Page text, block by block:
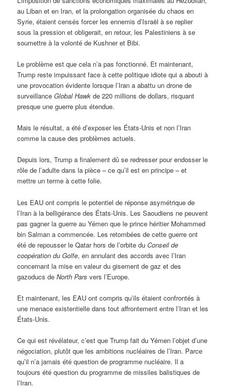
au Liban et en Iran, et la prolongation organisée du chaos en
Syrie, étaient censés forcer les ennemis d’Israël à se replier
sous la pression et obligerait, en retour, les Palestiniens à se
soumettre à la volonté de Kushner et Bibi.
Le problème est que cela n’a pas fonctionné. Et maintenant,
Trump reste impuissant face à cette politique idiote qui a abouti à
une provocation évidente lorsque l’Iran a abattu un drone de
surveillanceGlobal Hawk de 220 millions de dollars, risquant
presque une guerre plus étendue.
Mais le résultat, a été d’exposer les États-Unis et non l’Iran
comme la cause des problèmes actuels.
Depuis lors, Trump a finalement dû se redresser pour endosser le
rôle de l’adulte dans la pièce – ce qu’il est en principe – et
mettre un terme à cette folie.
Les EAU ont compris le potentiel de réponse asymétrique de
l’Iran à la belligérance des États-Unis. Les Saoudiens ne peuvent
pas gagner la guerre au Yémen que le prince héritier Mohammed
bin Salman a commencée. Les retombées de cette guerre ont
été de repousser le Qatar hors de l’orbite duConseil de
coopération du Golfe, en annulant des accords avec l’Iran
concernant la mise en valeur du gisement de gaz et des
gazoducs deNorth Pars vers l’Europe.
Et maintenant, les EAU ont compris qu’ils étaient confrontés à
une menace existentielle dans tout affrontement entre l’Iran et les
États-Unis.
Ce qui est révélateur, c’est que Trump fait du Yémen l’objet d’une
négociation, plutôt que les ambitions nucléaires de l’Iran. Parce
qu’il n’a jamais été question de programme nucléaire. Il a
toujours été question du programme de missiles balistiques de
l’Iran.